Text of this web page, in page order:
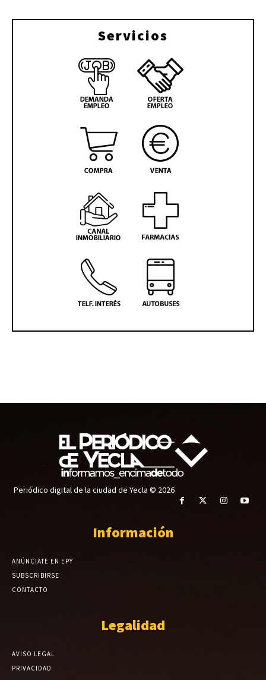
Servicios
Periódico digital de la ciudad de Yecla © 2026
Información
ANÚNCIATE EN EPY
SUBSCRIBIRSE
CONTACTO
Legalidad
AVISO LEGAL
PRIVACIDAD